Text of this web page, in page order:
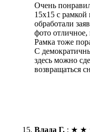
Очень
15х15 с рамкой
обработали
фото отличное,
Рамка тоже
С
здесь можно
возвращаться
Влада Г. : ★ ★